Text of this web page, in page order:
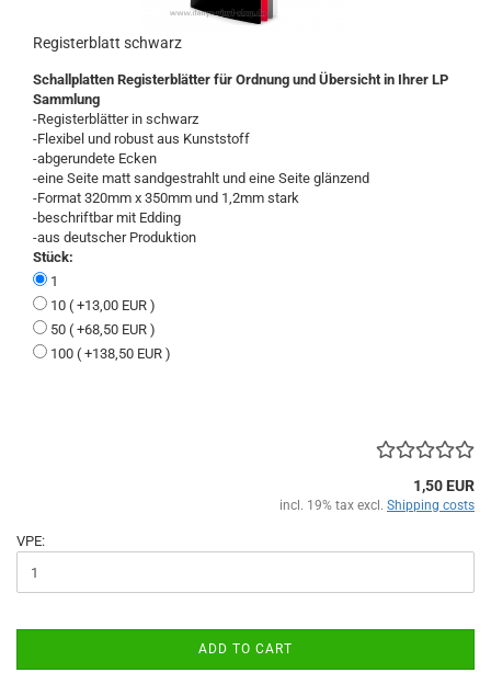
Registerblatt schwarz
Schallplatten Registerblätter für Ordnung und Übersicht in Ihrer LP
Sammlung
-Registerblätter in schwarz
-Flexibel und robust aus Kunststoff
-abgerundete Ecken
-eine Seite matt sandgestrahlt und eine Seite glänzend
-Format 320mm x 350mm und 1,2mm stark
-beschriftbar mit Edding
-aus deutscher Produktion
Stück:
1
10 ( +13,00 EUR )
50 ( +68,50 EUR )
100 ( +138,50 EUR )
1,50 EUR
incl. 19% tax excl. Shipping costs
VPE:
ADD TO CART